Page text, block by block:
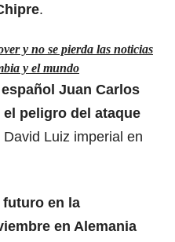
.
y no se pierda las noticias
y el mundo
Juan Carlos
peligro del ataque
Luiz imperial en
futuro en la
en Alemania